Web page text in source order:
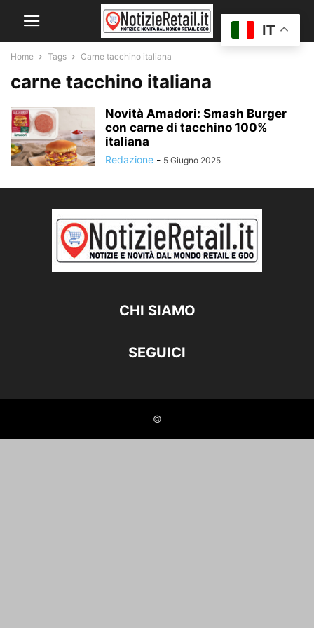
Home Tags Carne tacchino italiana
carne tacchino italiana
Novità Amadori: Smash Burger
con carne di tacchino 100%
italiana
Redazione - 5 Giugno 2025
CHI SIAMO
SEGUICI
©
IT